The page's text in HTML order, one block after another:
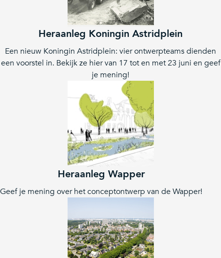
Heraanleg Koningin Astridplein
Een nieuw Koningin Astridplein: vier ontwerpteams dienden
een voorstel in. Bekijk ze hier van 17 tot en met 23 juni en geef
je mening!
Heraanleg Wapper
Geef je mening over het conceptontwerp van de Wapper!